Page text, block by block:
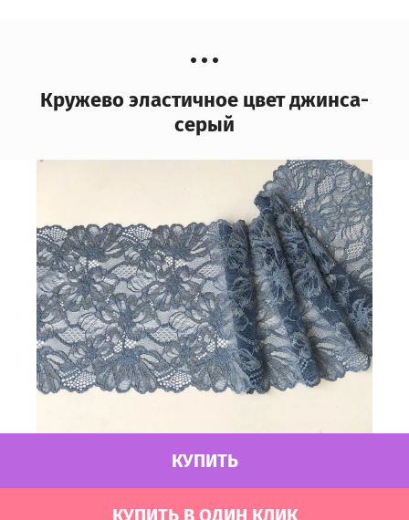
Кружево эластичное цвет джинса-
серый
КУПИТЬ
КУПИТЬ В ОДИН КЛИК